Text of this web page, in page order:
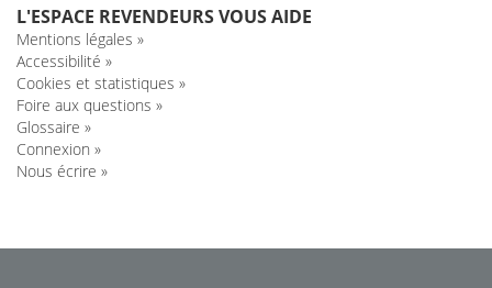
L'ESPACE REVENDEURS VOUS AIDE
Mentions légales »
Accessibilité »
Cookies et statistiques »
Foire aux questions »
Glossaire »
Connexion »
Nous écrire »